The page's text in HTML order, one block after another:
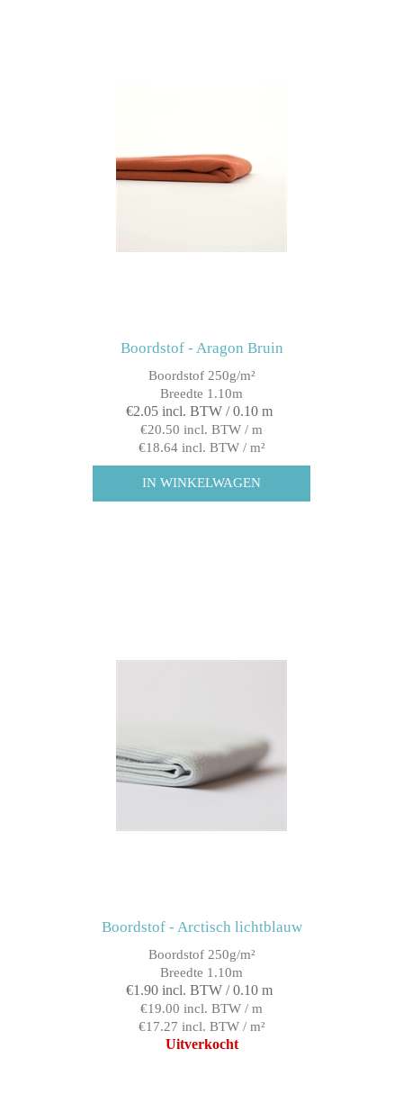
Boordstof - Aragon Bruin
Boordstof 250g/m²
Breedte 1.10m
€2.05 incl. BTW / 0.10 m
€20.50 incl. BTW / m
€18.64 incl. BTW / m²
Boordstof - Arctisch lichtblauw
Boordstof 250g/m²
Breedte 1.10m
€1.90 incl. BTW / 0.10 m
€19.00 incl. BTW / m
€17.27 incl. BTW / m²
Uitverkocht